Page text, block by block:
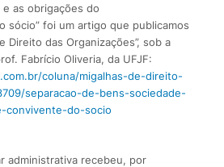
as obrigações do
sócio” foi um artigo que publicamos
Direito das Organizações”, sob a
Fabrício Oliveria, da UFJF:
coluna/migalhas-de-direito-
separacao-de-bens-sociedade-
convivente-do-socio
administrativa recebeu, por